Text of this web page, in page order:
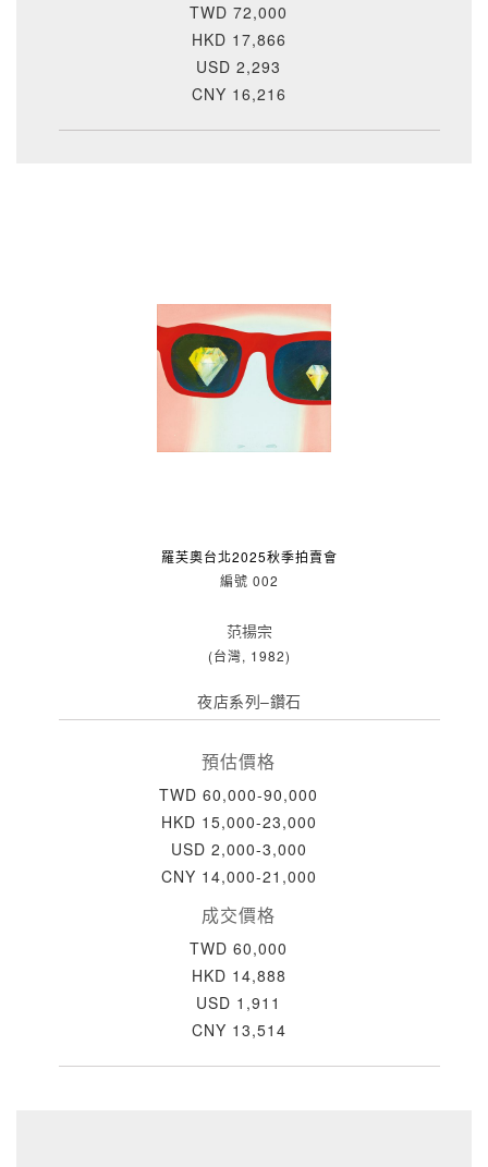
TWD 72,000
HKD 17,866
USD 2,293
CNY 16,216
羅芙奧台北2025秋季拍賣會
編號 002
范揚宗
(台灣, 1982)
夜店系列–鑽石
預估價格
TWD 60,000-90,000
HKD 15,000-23,000
USD 2,000-3,000
CNY 14,000-21,000
成交價格
TWD 60,000
HKD 14,888
USD 1,911
CNY 13,514